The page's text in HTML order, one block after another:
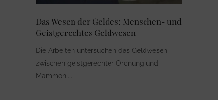
Das Wesen der Geldes: Menschen- und
Geistgerechtes Geldwesen
Die Arbeiten untersuchen das Geldwesen
zwischen geistgerechter Ordnung und
Mammon.